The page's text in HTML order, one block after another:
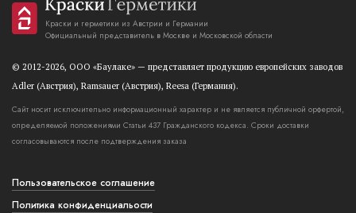
Краски и герметики из Австрии и Германии
Официальный представитель в Москве и Московской области
© 2012-2026, OOO «Баулаке» — представляет продукцию европейских заводов
Adler (Австрия), Ramsauer (Австрия), Reesa (Германия).
Сайт носит исключительно информационный характер и не является публичной орфертой,
определяемой положениями Статьи 437 Гражданского кодекса. Сроки доставки
согласовываются после подтверждения заказа
Пользовательское соглашение
Политика конфиденциальости